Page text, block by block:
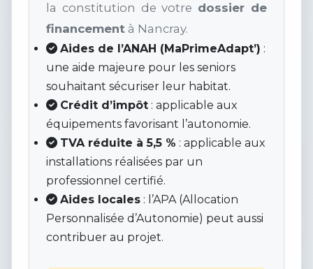
la constitution de votre dossier de
financement à Nancray.
Aides de l’ANAH (MaPrimeAdapt’) :
une aide majeure pour les seniors
souhaitant sécuriser leur habitat.
Crédit d’impôt : applicable aux
équipements favorisant l’autonomie.
TVA réduite à 5,5 % : applicable aux
installations réalisées par un
professionnel certifié.
Aides locales : l’APA (Allocation
Personnalisée d’Autonomie) peut aussi
contribuer au projet.